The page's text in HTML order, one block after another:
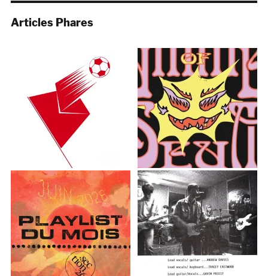
Articles Phares